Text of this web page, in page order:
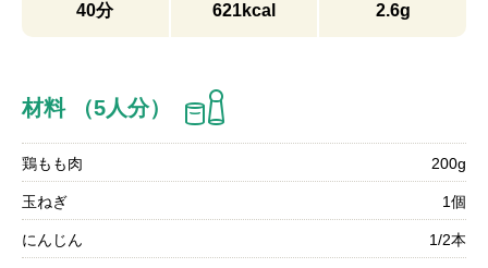
40分 621kcal 2.6g
材料 （5人分）
鶏もも肉 200g
玉ねぎ 1個
にんじん 1/2本